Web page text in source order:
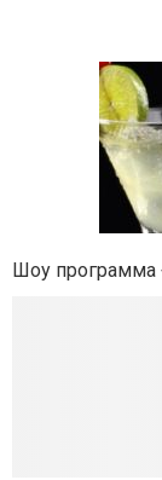
Шоу программа